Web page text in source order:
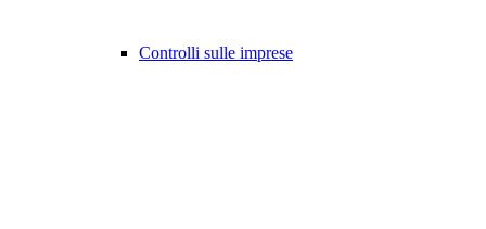
Controlli sulle imprese